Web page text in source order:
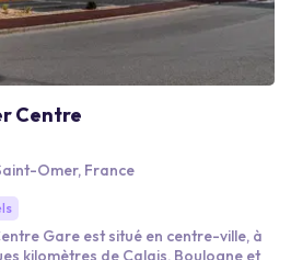
Centre
Omer, France
Gare est situé en centre-ville, à
kilomètres de Calais, Boulogne et